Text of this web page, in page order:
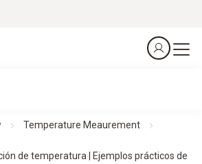
Temperature Meaurement
de temperatura | Ejemplos prácticos de